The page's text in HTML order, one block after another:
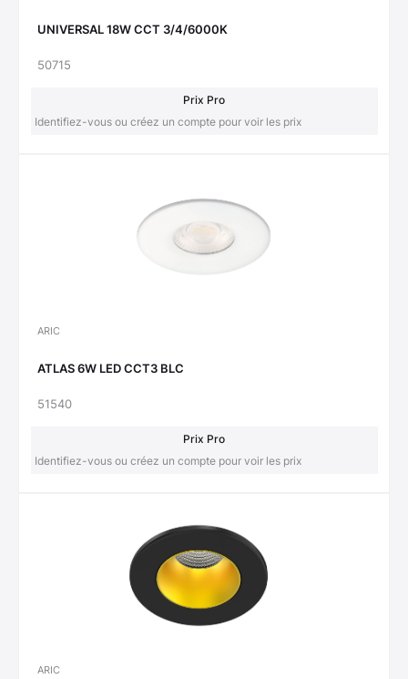
UNIVERSAL 18W CCT 3/4/6000K
50715
Prix Pro
Identifiez-vous ou créez un compte pour voir les prix
ARIC
ATLAS 6W LED CCT3 BLC
51540
Prix Pro
Identifiez-vous ou créez un compte pour voir les prix
ARIC